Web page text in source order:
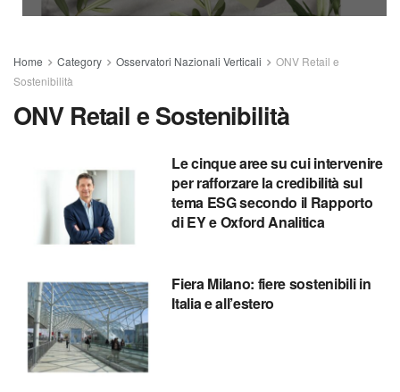
Home Category Osservatori Nazionali Verticali
ONV Retail e
Sostenibilità
ONV Retail e Sostenibilità
Le cinque aree su cui intervenire
per rafforzare la credibilità sul
tema ESG secondo il Rapporto
di EY e Oxford Analitica
Fiera Milano: fiere sostenibili in
Italia e all’estero